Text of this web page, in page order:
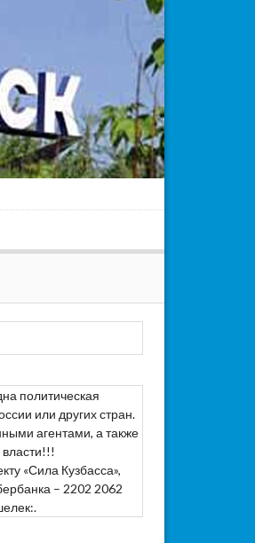
политическая
или других стран.
агентами, а также
«Сила Кузбасса»,
– 2202 2062